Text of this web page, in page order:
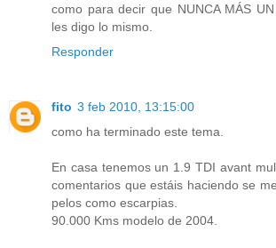
como para decir que NUNCA MÁS
les digo lo mismo.
Responder
fito 3 feb 2010, 13:15:00
como ha terminado este tema.
En casa tenemos un 1.9 TDI avant
comentarios que estáis haciendo se
pelos como escarpias.
90.000 Kms modelo de 2004.